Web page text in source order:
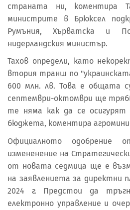
страната ни, коментира
министрите в Брюксел
Румъния, Хърватска и
нидерландския министър.
Тахов определи, като
втория транш по
600 млн. лв. Това е общата
септември-октомври ще
те няма как да се осигурят
бюджета, коментира
Официалното
измененение на
от новата седмица ще е
на заявлениета за директни
2024 г. Предстои да
електронно управление и